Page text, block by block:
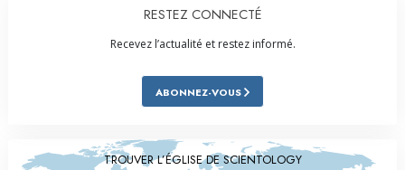
RESTEZ CONNECTÉ
Recevez l’actualité et restez informé.
ABONNEZ-VOUS
TROUVER L’ÉGLISE DE SCIENTOLOGY